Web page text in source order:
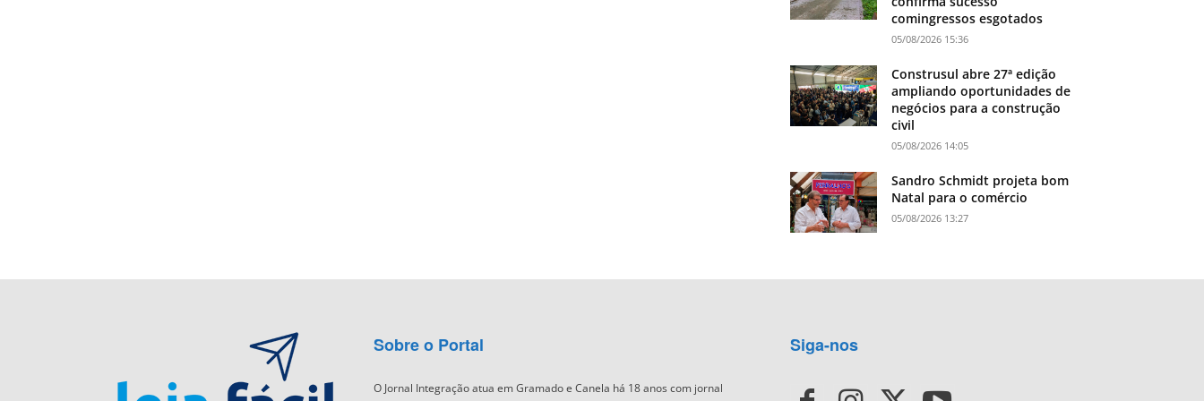
comingressos esgotados
05/08/2026 15:36
Construsul abre 27ª edição
ampliando oportunidades de
negócios para a construção
civil
05/08/2026 14:05
Sandro Schmidt projeta bom
Natal para o comércio
05/08/2026 13:27
Sobre o Portal
O Jornal Integração atua em Gramado e Canela há 18 anos com jornal
Siga-nos